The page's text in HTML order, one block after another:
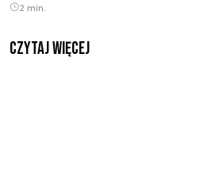
2 min.
czytaj więcej